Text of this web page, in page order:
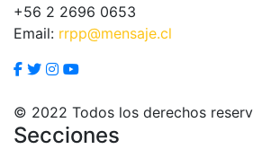
+56 2 2696 0653
Email: rrpp@mensaje.cl
© 2022 Todos los derechos
Secciones